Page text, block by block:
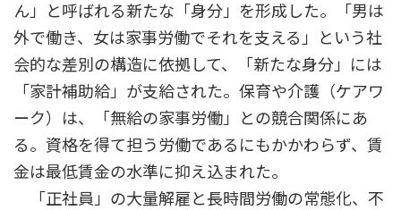
ん」と呼ばれる新たな「身分」を形成した。「男は
外で働き、女は家事労働でそれを支える」という社
会的な差別の構造に依拠して、「新たな身分」には
「家計補助給」が支給された。保育や介護（ケアワ
ーク）は、「無給の家事労働」との競合関係にあ
る。資格を得て担う労働であるにもかかわらず、賃
金は最低賃金の水準に抑え込まれた。
「正社員」の大量解雇と長時間労働の常態化、不